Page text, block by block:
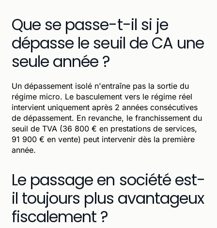
Que se passe-t-il si je
dépasse le seuil de CA une
seule année ?
Un dépassement isolé n'entraîne pas la sortie du
régime micro. Le basculement vers le régime réel
intervient uniquement après 2 années consécutives
de dépassement. En revanche, le franchissement du
seuil de TVA (36 800 € en prestations de services,
91 900 € en vente) peut intervenir dès la première
année.
Le passage en société est-
il toujours plus avantageux
fiscalement ?